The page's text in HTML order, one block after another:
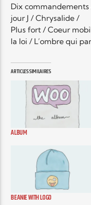
Dix commandements
jour J / Chrysalide /
Plus fort / Coeur
la loi / L’ombre qui
ARTICLES SIMILAIRES
ALBUM
BEANIE WITH LOGO